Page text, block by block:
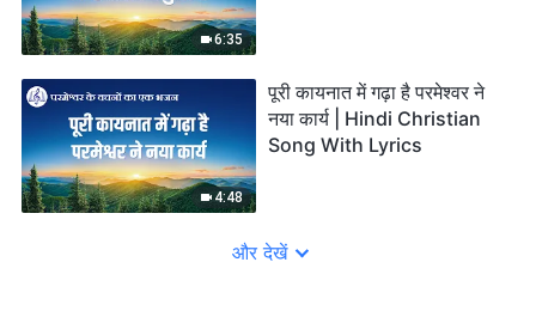
6:35
4:48
पूरी कायनात में गढ़ा है परमेश्वर ने
नया कार्य | Hindi Christian
Song With Lyrics
और देखें